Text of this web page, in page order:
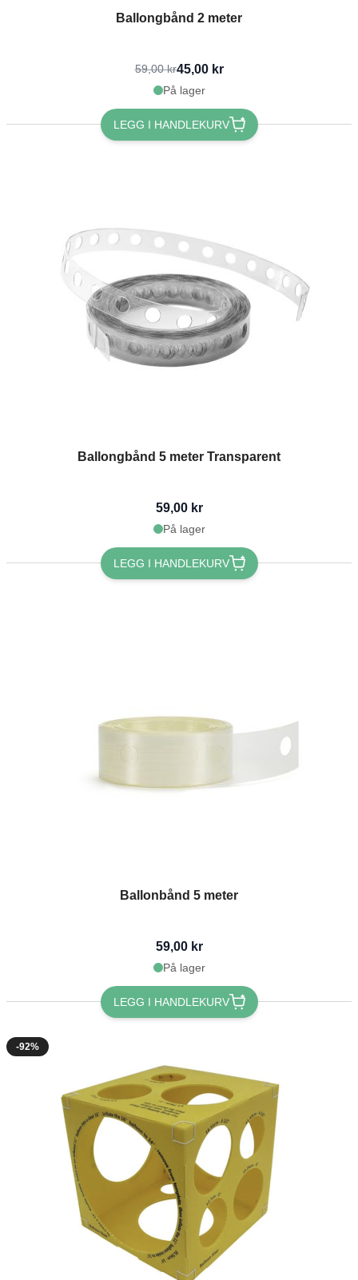
Ballongbånd 2 meter
59,00 kr45,00 kr
På lager
LEGG I HANDLEKURV
Ballongbånd 5 meter Transparent
59,00 kr
På lager
LEGG I HANDLEKURV
Ballonbånd 5 meter
59,00 kr
På lager
LEGG I HANDLEKURV
-92%